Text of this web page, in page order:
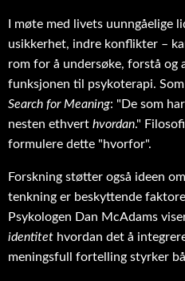
I møte med livets uunngåelige
usikkerhet, indre konflikter –
rom for å undersøke, forstå og
funksjonen til psykoterapi.
Search for Meaning: "De som
nesten ethvert hvordan."
formulere dette "hvorfor".
Forskning støtter også ideen
tenkning er beskyttende
Psykologen Dan McAdams
identitet hvordan det å
meningsfull fortelling styrker